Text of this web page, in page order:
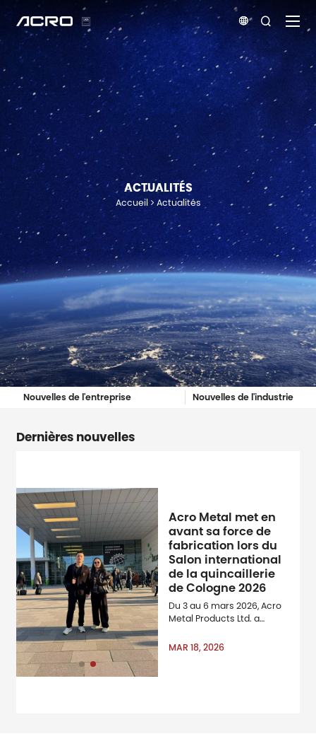
 
ACTUALITÉS
Accueil Actualités
Nouvelles de l'entreprise Nouvelles de l'industrie
Dernières nouvelles
Acro Metal met en
avant sa force de
fabrication lors du
Salon international
de la quincaillerie
de Cologne 2026
Du 3 au 6 mars 2026, Acro
Metal Products Ltd. a
qu’exposant à la Foire
MAR 18, 2026